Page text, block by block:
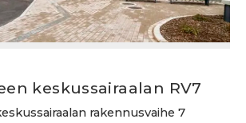
keskussairaalan RV7
rakennusvaihe 7